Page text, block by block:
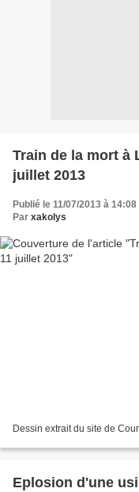
Train de la mort à
juillet 2013
Publié le 11/07/2013 à 14:08
Par xakolys
Dessin extrait du site de
Eplosion d'une